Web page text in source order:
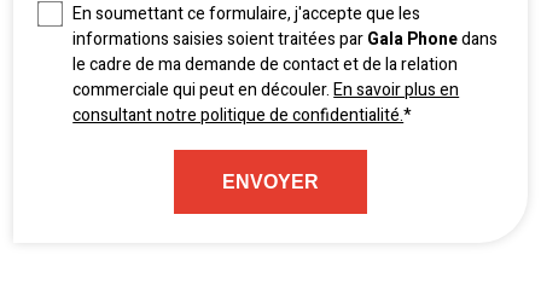
En soumettant ce formulaire, j'accepte que les
informations saisies soient traitées parGala Phonedans
le cadre de ma demande de contact et de la relation
commerciale qui peut en découler.En savoir plus en
consultant notre politique de confidentialité.*